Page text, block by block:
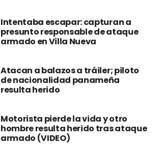
Intentaba escapar: capturan a
presunto responsable de ataque
armado en Villa Nueva
Atacan a balazos a tráiler; piloto
de nacionalidad panameña
resulta herido
Motorista pierde la vida y otro
hombre resulta herido tras ataque
armado (VIDEO)